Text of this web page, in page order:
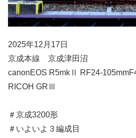
2025年12月17日
京成本線 京成津田沼
canonEOS R5mkⅡ RF24-
RICOH GRⅢ
＃京成3200形
＃いよいよ３編成目